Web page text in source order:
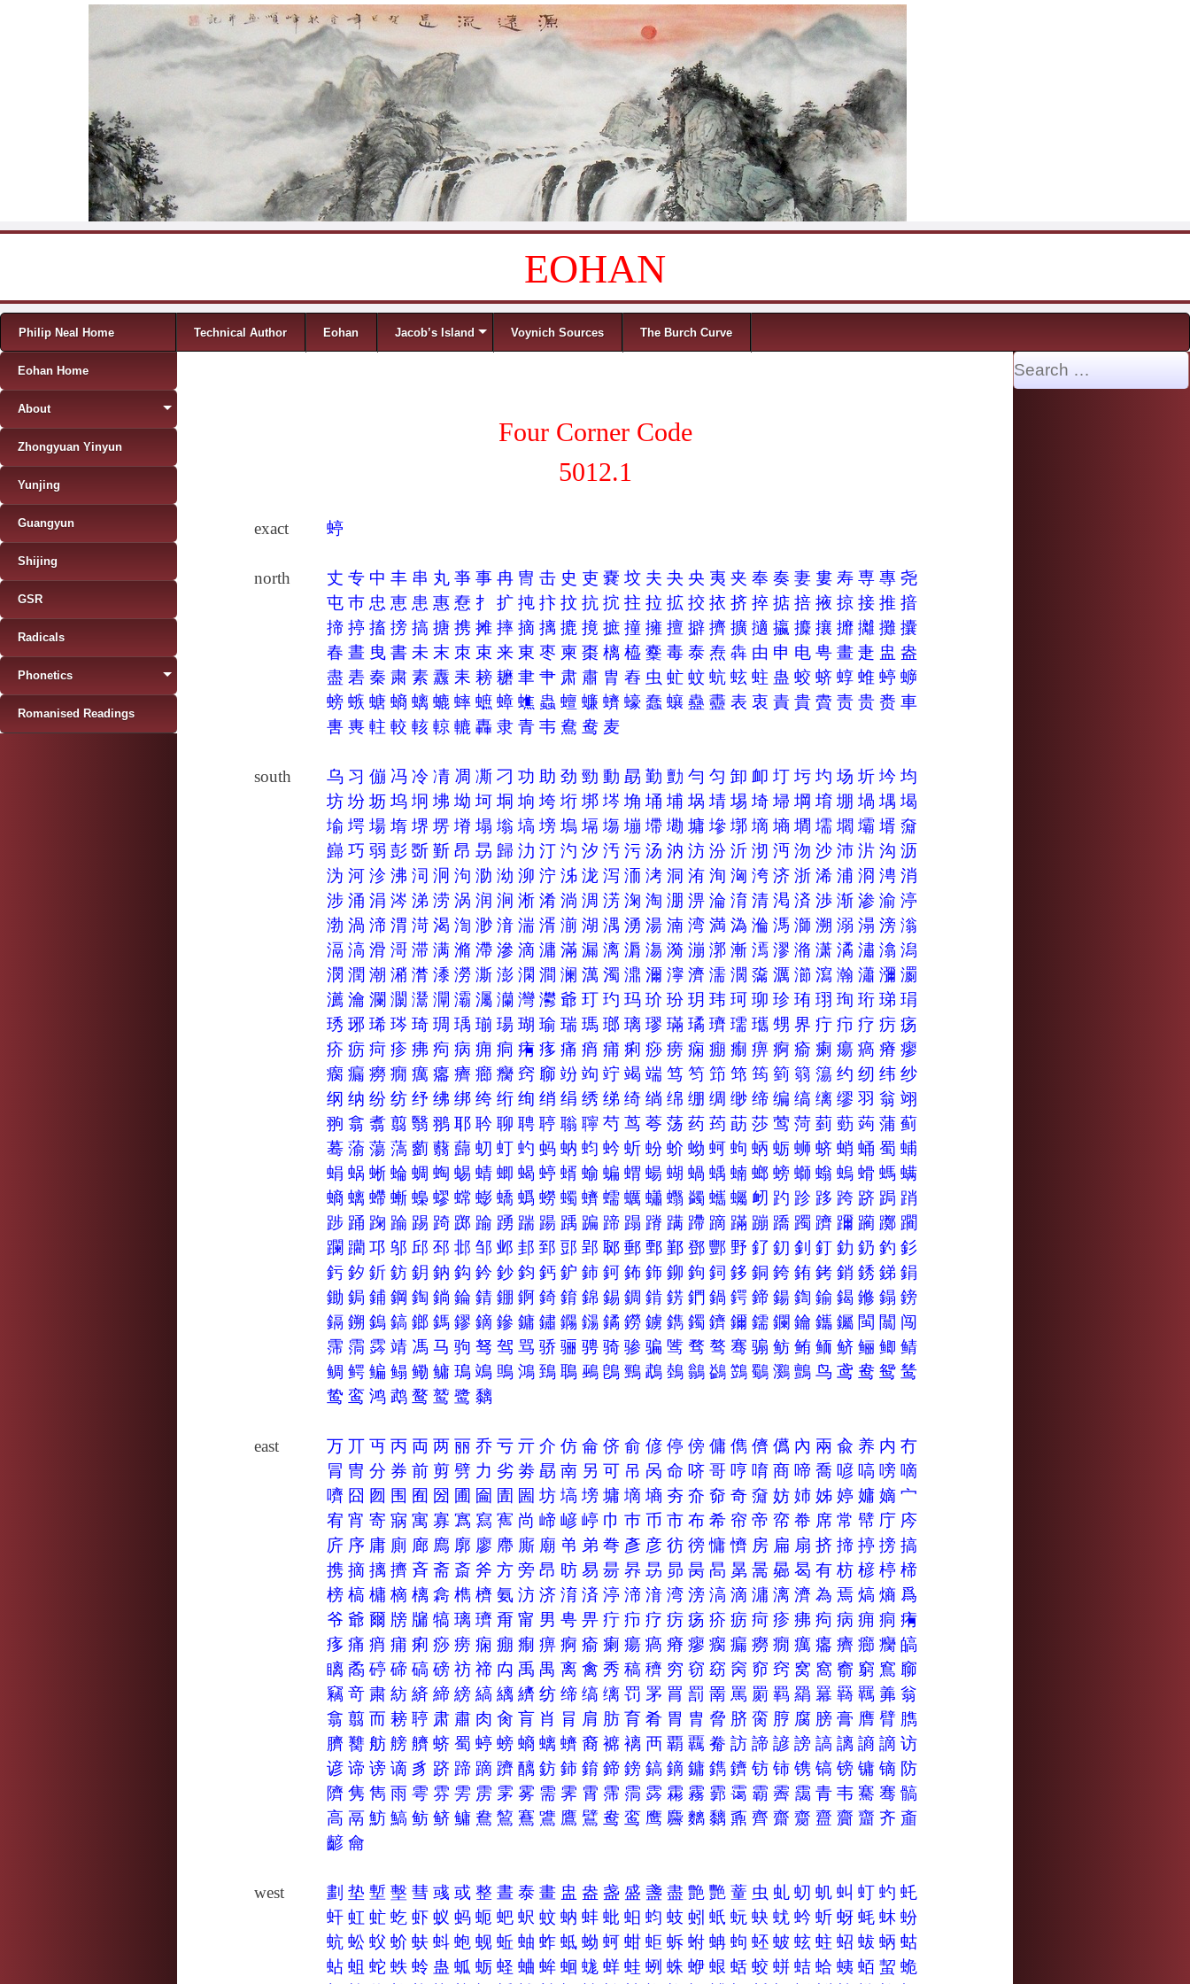
EOHAN
Menu
Skip to content
Philip Neal Home Technical Author Eohan Jacob’s Island Voynich Sources The Burch Curve
Four Corner Code
5012.1
exact 蝏
north 丈专 中丰 串 丸亊事冉 冑击 史 吏嚢坟 夫夬央 夷夹奉奏妻 婁寿専專尧
屯巿 忠恵 患惠憃 扌扩扽抃抆抗抭拄拉拡挍挔挤捽掂掊掖掠接推揞
揥揨搐搒搞搪携摊摔摘摛摝摬摭撞擁擅擗擠擴擿攍攗攘攠攡攤攮
春晝 曳書 未 末 朿 束来東枣 柬棗樆橀櫜毒泰焘犇 由 申 电甹畫疌 盅盎
盡 砉 秦粛素纛 耒耪耱聿肀 肃 肅 胄舂 虫虻蚊蚢蚿蛀 蛊蛟蛴蜳蜼蝏蝷
螃螏螗螪螭螰蟀蟅蟑蟭 蟲蟺蠊蠐蠔蠢蠰蠱衋表衷責貴賮责贵赉車
軎軣軴較輆輬轆轟隶青韦 鴦 鸯 麦
south 乌 习傰 冯冷凊 凋凘刁功 助劲勁動 勗勤勯勻匀卸 卹圢圬圴场圻坅均
坊坋坜坞坰坲坳坷垌垧垮垳垹埁埆埇埔埚埥埸埼埽堈堉堋堝堣堨
堬堮場堶堺塄塉塌塕塙塝塢塥塲塴墆墈墉墋墎墑墒墹壖壛壩壻奫
巋巧弱彭斲斳昂昮 歸氻汀汋汐汚污汤汭汸汾沂沏沔沕沙沛沜沟沥
沩河沴沸泀泂泃泐泑泖泞泲泷泻洏洘洞洧洵洶洿济浙浠浦浻涄消
涉涌涓涔涕涝涡润涧淅淆淌淍淓淗淘淜淠淪淯清渇済渉渐渗渝渟
渤渦渧渭渮渴渹渺湇湍湑湔湖湡湧湯湳湾満溈溣溤溮溯溺溻滂滃
滆滈滑滒滞满滫滯滲滴滽滿漏漓漘漡漪漰漷漸漹漻潃潇潏潚潝潟
潣潤潮潲潸潻澇澌澎澖澗澜澫濁濎濔濘濟濡濶濷濿瀄瀉瀚瀟瀰瀱
瀳瀹瀾灁灊灛灞灟灡灣灪爺玎玓玛玠玢玥玮珂珋珍珛珝珣珩珶琄
琇琊琋琌琦琱瑀瑐瑒瑚瑜瑞瑪瑯璃璆璊璚璾瓀瓗甥界疔疖疗疠疡
疥疬疴疹疿痀病痈痌痏痑痛痟痡痢痧痨痫痭痸痹痾瘉瘌瘍瘑瘠瘳
瘸瘺癆癇癘癟癠癤癵窍 窷竕竘竚竭端笃笉笻筇筠箌篛簜约纫纬纱
纲纳纷纺纾绋绑绔绗绚绡绢绣绨绮绱绵绷绸缈缔编缟缡缪羽翁翊
翑翕翥翦翳翵耶耹聊聘聤聬聹芍茑荂荡药荺莇莎莺菏菿葝蒟蒲蓟
蓦蕍蕩薃藰蘙蘬虭虰虳蚂蚋蚐蚙蚚蚡蚧蚴蚵蚼蛃蛎蛳蛴蛸蛹蜀蜅
蜎蜗蜥蜦蜩蜪蜴蜻蝍蝎蝏蝑蝓蝙蝟蝪蝴蝸蝺蝻螂螃螄螉螐螖螞螨
螪螭螮螹蟂蟉蟐蟛蟜蟡蟧蠋蠐蠕蠣蠨蠮蠲蠵蠾 衂 趵 跈 跢 跨 跻 跼 踃
踄 踊 踘 踚 踢 踦 踯 踰 踴 踹 踼 踽 蹁 蹄 蹋 蹐 蹒 蹛 蹢 蹣 蹦 蹻 躅 躋 躎 躏 躑 躙
躝 躪邛邬邱邳邶邹邺邽郅郖郢郰郵 鄄鄞鄧酆 野釕釖釗釘釛釢釣釤
釫釸釿鈁鈅鈉鈎鈐鈔鈞鈣鈩鈰鈳鈽鉓鉚鉤鉰鉹銅銙銪銬銷銹銻鋗
鋤鋦鋪鋼鋾鋿錀錆錋錒錡錥錦錫錭錹錺鍆鍋鍔鍗鍚鍧鍮鍻鎀鎉鎊
鎘鎙鎢鎬鎯鎷鏐鏑鏒鏞鏽鐊鐋鐍鐒鐪鐫鐲鑇鑈鑐鑭鑰鑴钃 閩 闒 闯
霈 霘 霠靖 馮马驹驽驾骂骄骊骋骑骖骗骘骛 骜骞骟鲂鲔鲕鲚鲡鲫鲭
鲷鳄鳊鳎鳓鳙鳿鴗鴠鴻鵄鵈鵐鵖鵛鵡鵱鶲鷁鷑鸀鸂鸇鸟鸢 鸯鸳鸶
鸷鸾鸿鹉鹜鹫鹭黐
east 万丌丏丙 両两丽乔亏亓介仿侖侪俞偐停傍傭儁儕儰 內 兩兪 养 内冇
冐 冑分 券前 剪劈 力劣劵 勗南 另可 吊 呙命 哜哥 哼 唷商 啼喬 喭 嗃 嗙 嘀
嚌 囧 囫 围 囿 圀 圃 圇 圊 圌坊塙塝墉墑墒 夯夼奅奇奫妨姉姊婷嫞嫡宀
宥宵寄寎寓 寡寪 寫寯 尚崹嵃嵉 巾巿 币市布希帘帝帟帣 席常幦 庁 庈
庍 序 庸 廁 廊 廌 廓 廖 廗 廝 廟 弚 弟弮 彥 彦彷徬慵懠 房 扁 扇挤揥揨搒搞
携摘摛擠 斉斋 斎斧方旁昂 昉易昜昦昮 昴昺 晑 晜暠曏曷有枋楌楟楴
榜槁槦樀樆樖檇櫅氨汸济淯済渟渧湇湾滂滈滴滽漓濟為焉熇熵 爲
爷爺爾 牓 牖犒璃璾甭甯 男甹畀疔疖疗疠疡疥疬疴疹疿痀病痈痌痏
痑痛痟痡痢痧痨痫痭痸痹痾瘉瘌瘍瘑瘠瘳瘸瘺癆癇癘癟癠癤癵皜
瞝 矞碠碲碻磅祊禘 禸 禹 禺离禽秀稿穧 穷窃窈 窉 窌窍 窝 窩窬 窮 窵 窷
竊竒粛紡緕締縍縞縭纃纺缔缟缡罚 罞 罥罰罱 罵 罽羁羂 羃羇羈 羛翁
翕翦而耪聤 肃 肅 肉肏肓 肖 肙 肩 肪育肴 胃 胄 脅 脐脔 脝 腐 膀膏 膺臂 臇
臍臡舫艕艩蛴蜀蝏螃螪螭蠐裔褯褵 襾覇覊觠訪諦諺謗謞謧謪謫访
谚谛谤谪 豸 跻 蹄 蹢 躋醨鈁鈰錥鍗鎊鎬鏑鏞鐫鑇钫铈镌镐镑镛镝 防
隮隽雋雨雩 雰雱 雳 雺雾 需霁 霄霈 霘 霠 霦 霧 霩霭 霸霽 靄青韦騫骞髇
高 鬲魴鰝鲂鲚鳙 鴦鶭 鶱鷕 鷹鷿 鸯鸾 鹰 麡麶黐鼒齊齋齌 齍齎齏 齐 齑
齴龠
west 劃垫塹墼彗彧或整晝泰畫 盅盎盏盛盞盡艶艷蕫 虫 虬虭虮虯虰虳虴
虷虹虻虼虾蚁蚂蚅蚆蚇蚊蚋蚌蚍蚎蚐蚑蚓蚔蚖蚗蚘蚙蚚蚜蚝蚞蚡
蚢蚣蚥蚧蚨蚪蚫蚬蚯蚰蚱蚳蚴蚵蚶蚷蚸蚹蚺蚼蚽蚾蚿蛀蛁蛂蛃蛄
蛅蛆蛇蛈蛉 蛊蛌蛎蛏蛐蛑蛔蛖蛘蛙蛚蛛蛜蛝蛞蛟蛢蛣蛤蛦蛨蛪蛫
Eohan Home
About
Zhongyuan Yinyun
Yunjing
Guangyun
Shijing
GSR
Radicals
Phonetics
Romanised Readings
Search